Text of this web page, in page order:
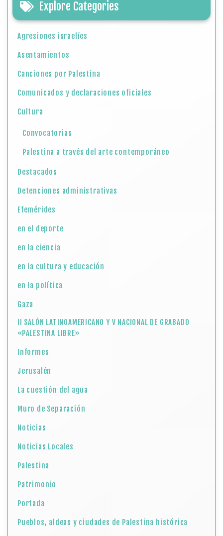
Explore Categories
Agresiones israelíes
Asentamientos
Canciones por Palestina
Comunicados y declaraciones oficiales
Cultura
Convocatorias
Palestina a través del arte contemporáneo
Destacados
Detenciones administrativas
Efemérides
en el deporte
en la ciencia
en la cultura y educación
en la política
Gaza
II SALÓN LATINOAMERICANO Y V NACIONAL DE GRABADO
«PALESTINA LIBRE»
Informes
Jerusalén
La cuestión del agua
Muro de Separación
Noticias
Noticias Locales
Palestina
Patrimonio
Portada
Pueblos, aldeas y ciudades de Palestina histórica